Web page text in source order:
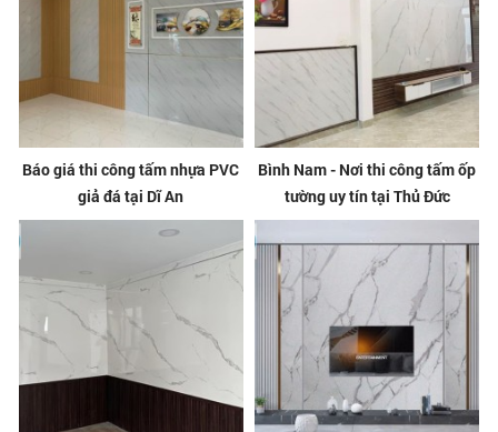
Báo giá thi công tấm nhựa PVC
giả đá tại Dĩ An
Bình Nam - Nơi thi công tấm ốp
tường uy tín tại Thủ Đức